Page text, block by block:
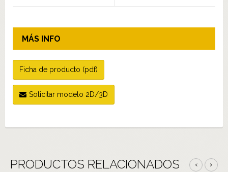
MÁS INFO
Ficha de producto (pdf)
Solicitar modelo 2D/3D
PRODUCTOS RELACIONADOS ‹ ›